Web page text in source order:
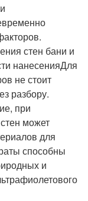
стен бани и
нанесенияДля
не стоит
разбору.
при
может
для
способны
и